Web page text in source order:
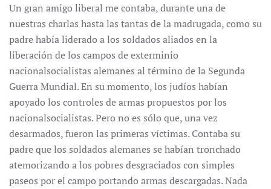
Un gran amigo liberal me contaba, durante una de
nuestras charlas hasta las tantas de la madrugada, como su
padre había liderado a los soldados aliados en la
liberación de los campos de exterminio
nacionalsocialistas alemanes al término de la Segunda
Guerra Mundial. En su momento, los judíos habían
apoyado los controles de armas propuestos por los
nacionalsocialistas. Pero no es sólo que, una vez
desarmados, fueron las primeras víctimas. Contaba su
padre que los soldados alemanes se habían tronchado
atemorizando a los pobres desgraciados con simples
paseos por el campo portando armas descargadas. Nada